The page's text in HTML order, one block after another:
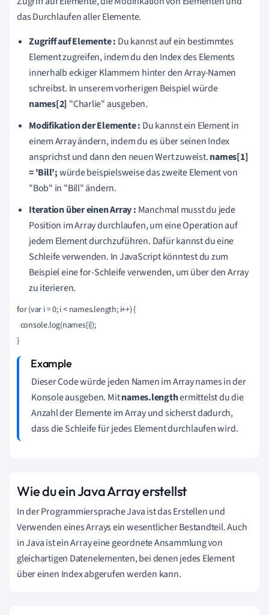
das Durchlaufen aller Elemente.
Zugriff auf Elemente : Du kannst auf ein bestimmtes
Element zugreifen, indem du den Index des Elements
innerhalb eckiger Klammern hinter den Array-Namen
schreibst. In unserem vorherigen Beispiel würde
names[2] "Charlie" ausgeben.
Modifikation der Elemente : Du kannst ein Element in
einem Array ändern, indem du es über seinen Index
ansprichst und dann den neuen Wert zuweist.names[1]
= 'Bill';würde beispielsweise das zweite Element von
"Bob" in "Bill" ändern.
Iteration über einen Array : Manchmal musst du jede
Position im Array durchlaufen, um eine Operation auf
jedem Element durchzuführen. Dafür kannst du eine
Schleife verwenden. In JavaScript könntest du zum
Beispiel eine for-Schleife verwenden, um über den Array
zu iterieren.
for (var i = 0; i < names.length; i++) {
  console.log(names[i]);
}
Dieser Code würde jeden Namen im Array names in der
Konsole ausgeben. Mitnames.lengthermittelst du die
Anzahl der Elemente im Array und sicherst dadurch,
dass die Schleife für jedes Element durchlaufen wird.
Wie du ein Java Array erstellst
In der Programmiersprache Java ist das Erstellen und
Verwenden eines Arrays ein wesentlicher Bestandteil. Auch
in Java ist ein Array eine geordnete Ansammlung von
gleichartigen Datenelementen, bei denen jedes Element
über einen Index abgerufen werden kann.